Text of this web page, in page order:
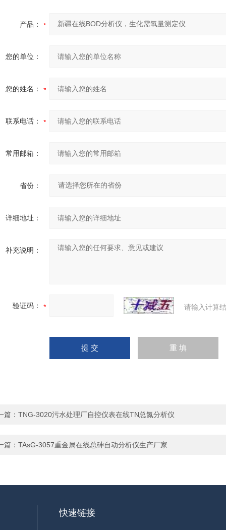
产品：
您的单位：
您的姓名：
联系电话：
常用邮箱：
省份：
详细地址：
补充说明：
验证码： 请输入计算
篇： TNG-3020污水处理厂自控仪表在线TN总氮分析仪
篇： TAsG-3057重金属在线总砷自动分析仪生产厂家
快速链接